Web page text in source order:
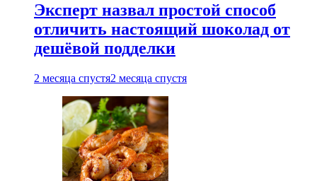
Эксперт назвал простой способ
отличить настоящий шоколад от
дешёвой подделки
2 месяца спустя2 месяца спустя